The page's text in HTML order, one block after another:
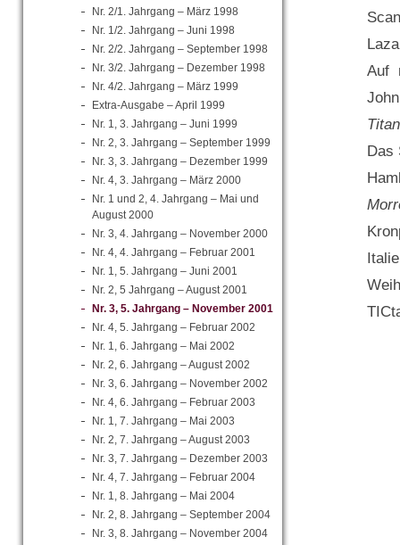
Nr. 2/1. Jahrgang – März 1998
Nr. 1/2. Jahrgang – Juni 1998
Nr. 2/2. Jahrgang – September 1998
Nr. 3/2. Jahrgang – Dezember 1998
Nr. 4/2. Jahrgang – März 1999
Extra-Ausgabe – April 1999
Nr. 1, 3. Jahrgang – Juni 1999
Nr. 2, 3. Jahrgang – September 1999
Nr. 3, 3. Jahrgang – Dezember 1999
Nr. 4, 3. Jahrgang – März 2000
Nr. 1 und 2, 4. Jahrgang – Mai und
August 2000
Nr. 3, 4. Jahrgang – November 2000
Nr. 4, 4. Jahrgang – Februar 2001
Nr. 1, 5. Jahrgang – Juni 2001
Nr. 2, 5 Jahrgang – August 2001
Nr. 3, 5. Jahrgang – November 2001
Nr. 4, 5. Jahrgang – Februar 2002
Nr. 1, 6. Jahrgang – Mai 2002
Nr. 2, 6. Jahrgang – August 2002
Nr. 3, 6. Jahrgang – November 2002
Nr. 4, 6. Jahrgang – Februar 2003
Nr. 1, 7. Jahrgang – Mai 2003
Nr. 2, 7. Jahrgang – August 2003
Nr. 3, 7. Jahrgang – Dezember 2003
Nr. 4, 7. Jahrgang – Februar 2004
Nr. 1, 8. Jahrgang – Mai 2004
Nr. 2, 8. Jahrgang – September 2004
Nr. 3, 8. Jahrgang – November 2004
Auf
Das